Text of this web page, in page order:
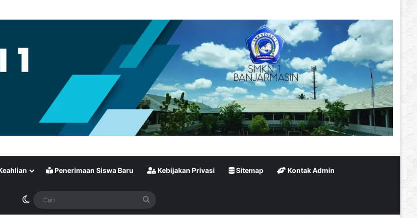
Penerimaan Siswa Baru Kebijakan Privasi Sitemap Kontak Admin
Switch skin Cari